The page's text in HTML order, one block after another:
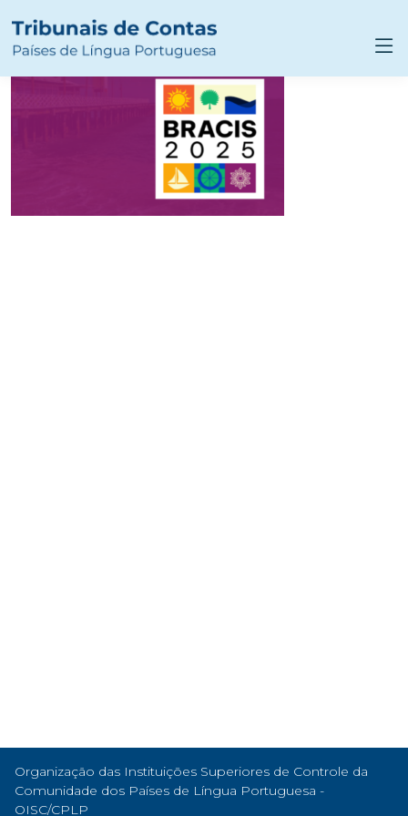
98f7c30c-f10d-4e7b-a693-
457b0a31860d
Organização das Instituições Superiores de Controle da
Comunidade dos Países de Língua Portuguesa -
OISC/CPLP